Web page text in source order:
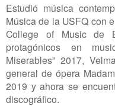
Estudió música
Música de la USFQ con
College of Music de
protagónicos en
Miserables” 2017,
general de ópera
2019 y ahora se
discográfico.